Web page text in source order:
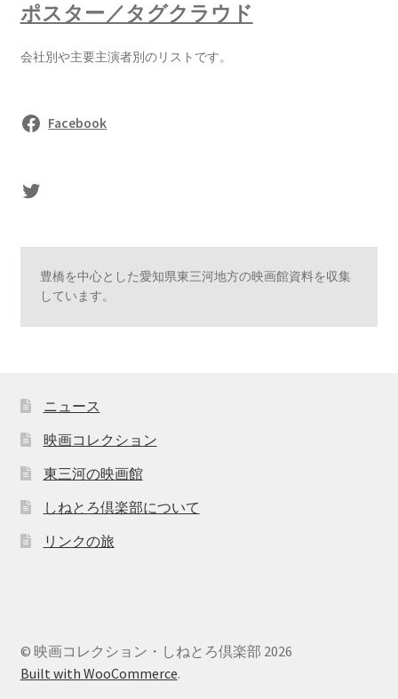
ポスター／タグクラウド
会社別や主要主演者別のリストです。
Facebook
sasaki's Twitter
豊橋を中心とした愛知県東三河地方の映画館資料を収集
しています。
ニュース
映画コレクション
東三河の映画館
しねとろ倶楽部について
リンクの旅
© 映画コレクション・しねとろ倶楽部 2026
Built with WooCommerce.